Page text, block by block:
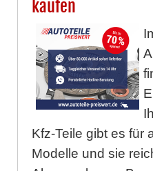
kaufen
Kfz-Teile gibt es für
Modelle und sie